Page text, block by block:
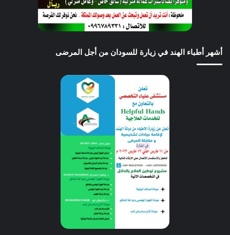
أشهر أطباء الهند في زيارة للسودان من أجل المرضى